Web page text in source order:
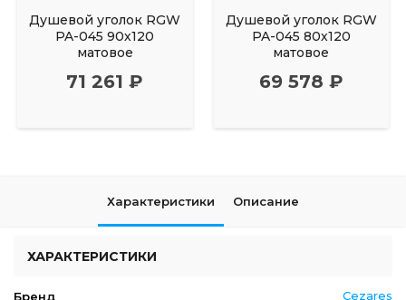
Душевой уголок RGW
PA-045 90х120
матовое
71 261 ₽
Душевой уголок RGW
PA-045 80х120
матовое
69 578 ₽
Характеристики Описание
ХАРАКТЕРИСТИКИ
Бренд Cezares